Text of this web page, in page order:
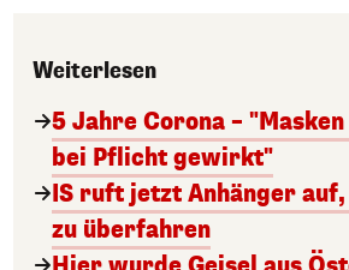
Weiterlesen
5 Jahre Corona –
bei Pflicht gewirkt"
IS ruft jetzt Anhänger
zu überfahren